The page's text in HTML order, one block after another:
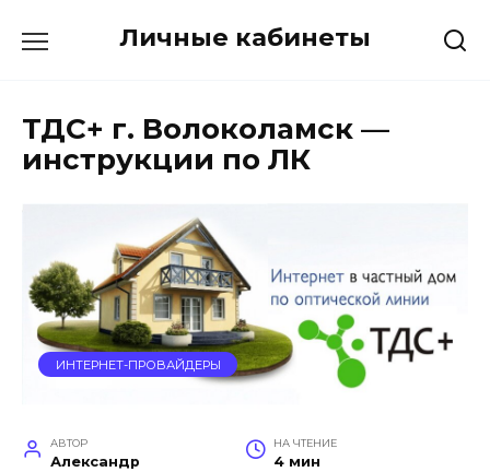
Личные кабинеты
ТДС+ г. Волоколамск —
инструкции по ЛК
ИНТЕРНЕТ-ПРОВАЙДЕРЫ
АВТОР
Александр
НА ЧТЕНИЕ
4 мин